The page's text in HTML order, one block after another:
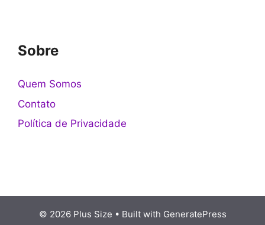
Sobre
Quem Somos
Contato
Política de Privacidade
© 2026 Plus Size • Built with GeneratePress